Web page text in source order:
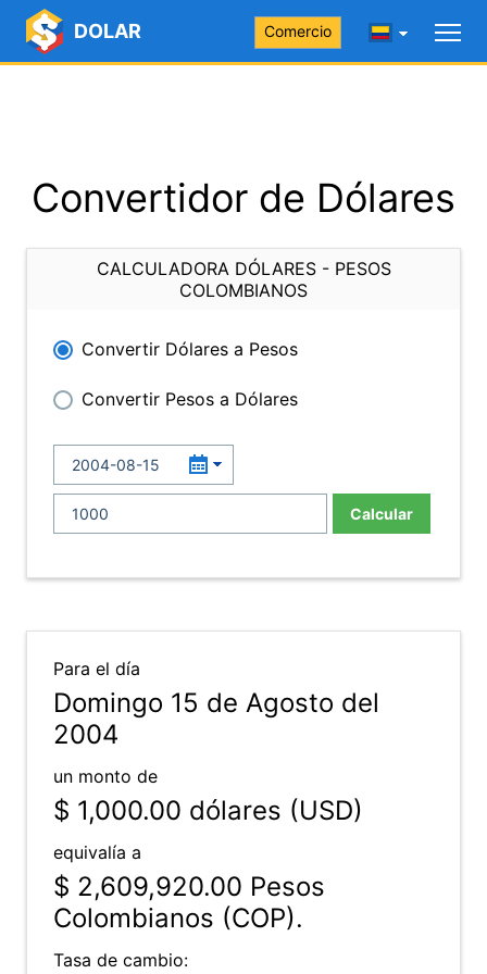
DOLAR Comercio
Convertidor de Dólares
CALCULADORA DÓLARES - PESOS
COLOMBIANOS
Convertir Dólares a Pesos
Convertir Pesos a Dólares
Calcular
Para el día
Domingo 15 de Agosto del
2004
un monto de
$ 1,000.00 dólares (USD)
equivalía a
$ 2,609,920.00 Pesos
Colombianos (COP).
Tasa de cambio: